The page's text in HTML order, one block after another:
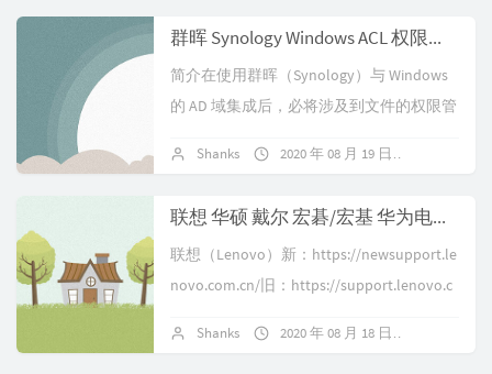
群晖 Synology Windows ACL 权限控制
简介在使用群晖（Synology）与 Windows
的 AD 域集成后，必将涉及到文件的权限管
较为简单的进行权限设置...
Shanks 2020 年 08 月 19 日
联想 华硕 戴尔 宏碁/宏基 华为电脑 服务器 SN/序列号 保修查询地址
联想（Lenovo）新：https://newsupport.le
novo.com.cn/旧：https://support.lenovo.c
Shanks 2020 年 08 月 18 日